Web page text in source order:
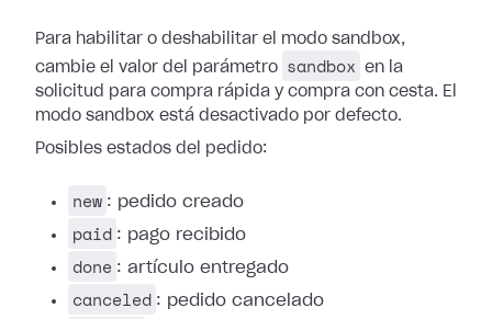
Para habilitar o deshabilitar el modo sandbox,
cambie el valor del parámetro
sandbox
en la
solicitud para compra rápida y compra con cesta. El
modo sandbox está desactivado por defecto.
Posibles estados del pedido:
new : pedido creado
paid : pago recibido
done : artículo entregado
canceled : pedido cancelado